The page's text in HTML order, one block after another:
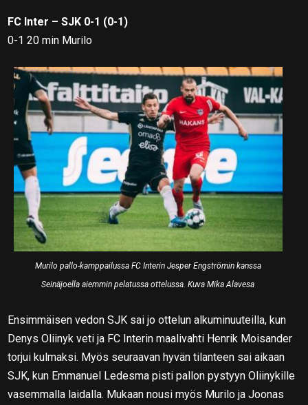
FC Inter – SJK 0-1 (0-1)
0-1 20 min Murilo
Murilo pallo-kamppailussa FC Interin Jesper Engströmin kanssa
Seinäjoella aiemmin pelatussa ottelussa. Kuva Mika Alavesa
Ensimmäisen vedon SJK sai jo ottelun alkuminuuteilla, kun
Denys Oliinyk veti ja FC Interin maalivahti Henrik Moisander
torjui kulmaksi. Myös seuraavan hyvän tilanteen sai aikaan
SJK, kun Emmanuel Ledesma pisti pallon pystyyn Oliinykille
vasemmalla laidalla. Mukaan nousi myös Murilo ja Joonas